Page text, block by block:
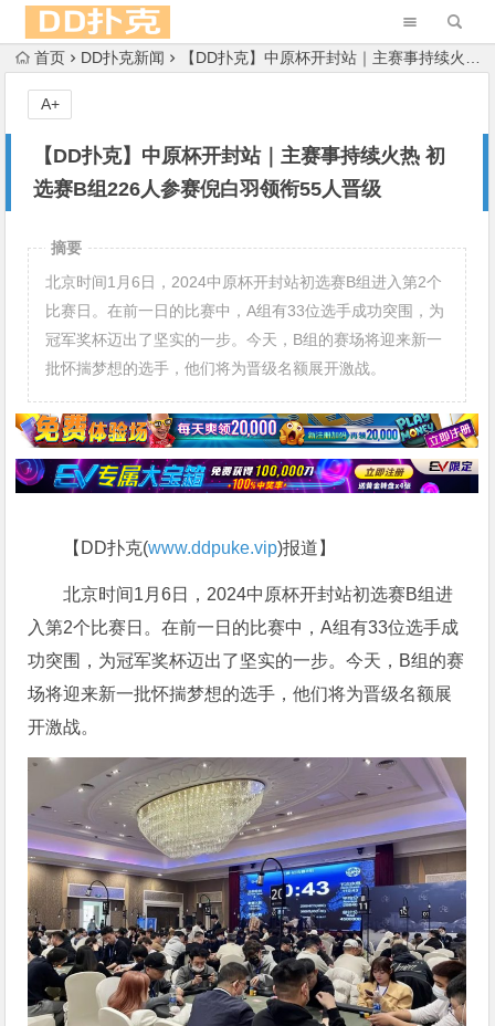
首页 DD扑克新闻 【DD扑克】中原杯开封站｜主赛事持续火热 初选赛B组226人参赛倪白羽领衔55人晋级
【DD扑克】中原杯开封站｜主赛事持续火热 初
选赛B组226人参赛倪白羽领衔55人晋级
A+
摘要
北京时间1月6日，2024中原杯开封站初选赛B组进入第2个
比赛日。在前一日的比赛中，A组有33位选手成功突围，为
冠军奖杯迈出了坚实的一步。今天，B组的赛场将迎来新一
批怀揣梦想的选手，他们将为晋级名额展开激战。
【DD扑克(www.ddpuke.vip)报道】
北京时间1月6日，2024中原杯开封站初选赛B组进
入第2个比赛日。在前一日的比赛中，A组有33位选手成
功突围，为冠军奖杯迈出了坚实的一步。今天，B组的赛
场将迎来新一批怀揣梦想的选手，他们将为晋级名额展
开激战。